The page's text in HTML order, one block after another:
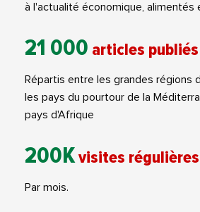
à l'actualité économique, alimentés
21 000 articles publiés
Répartis entre les grandes régions
les pays du pourtour de la
pays d'Afrique
200Kvisites régulières
Par mois.